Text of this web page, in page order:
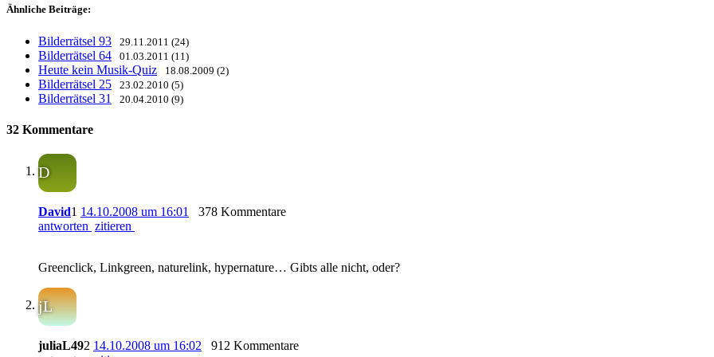
Ähnliche Beiträge:
Bilderrätsel 93 29.11.2011 (24)
Bilderrätsel 64 01.03.2011 (11)
Heute kein Musik-Quiz 18.08.2009 (2)
Bilderrätsel 25 23.02.2010 (5)
Bilderrätsel 31 20.04.2010 (9)
32 Kommentare
D
David1 14.10.2008 um 16:01
378 Kommentare
antworten zitieren
Greenclick, Linkgreen, naturelink, hypernature… Gibts alle nicht, oder?
jL
juliaL492 14.10.2008 um 16:02
912 Kommentare